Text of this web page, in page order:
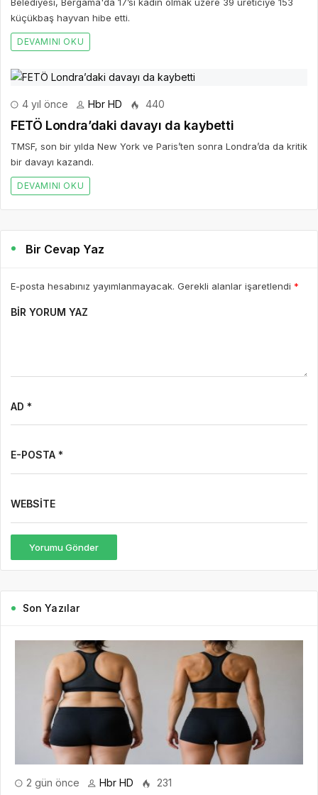
küçükbaş hayvan hibe etti.
DEVAMINI OKU
4 yıl önce Hbr HD 440
FETÖ Londra’daki davayı da kaybetti
TMSF, son bir yılda New York ve Paris’ten sonra Londra’da da kritik
bir davayı kazandı.
DEVAMINI OKU
Bir Cevap Yaz
E-posta hesabınız yayımlanmayacak. Gerekli alanlar işaretlendi *
BIR YORUM YAZ
AD *
E-POSTA *
WEBSITE
Yorumu Gönder
Son Yazılar
2 gün önce Hbr HD 231